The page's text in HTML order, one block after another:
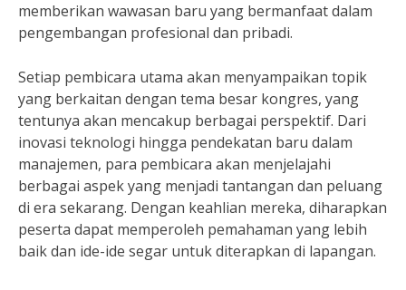
memberikan wawasan baru yang bermanfaat dalam
pengembangan profesional dan pribadi.
Setiap pembicara utama akan menyampaikan topik
yang berkaitan dengan tema besar kongres, yang
tentunya akan mencakup berbagai perspektif. Dari
inovasi teknologi hingga pendekatan baru dalam
manajemen, para pembicara akan menjelajahi
berbagai aspek yang menjadi tantangan dan peluang
di era sekarang. Dengan keahlian mereka, diharapkan
peserta dapat memperoleh pemahaman yang lebih
baik dan ide-ide segar untuk diterapkan di lapangan.